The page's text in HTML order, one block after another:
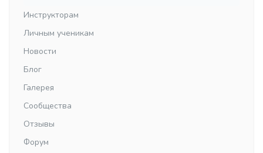
Инструкторам
Личным ученикам
Новости
Блог
Галерея
Сообщества
Отзывы
Форум